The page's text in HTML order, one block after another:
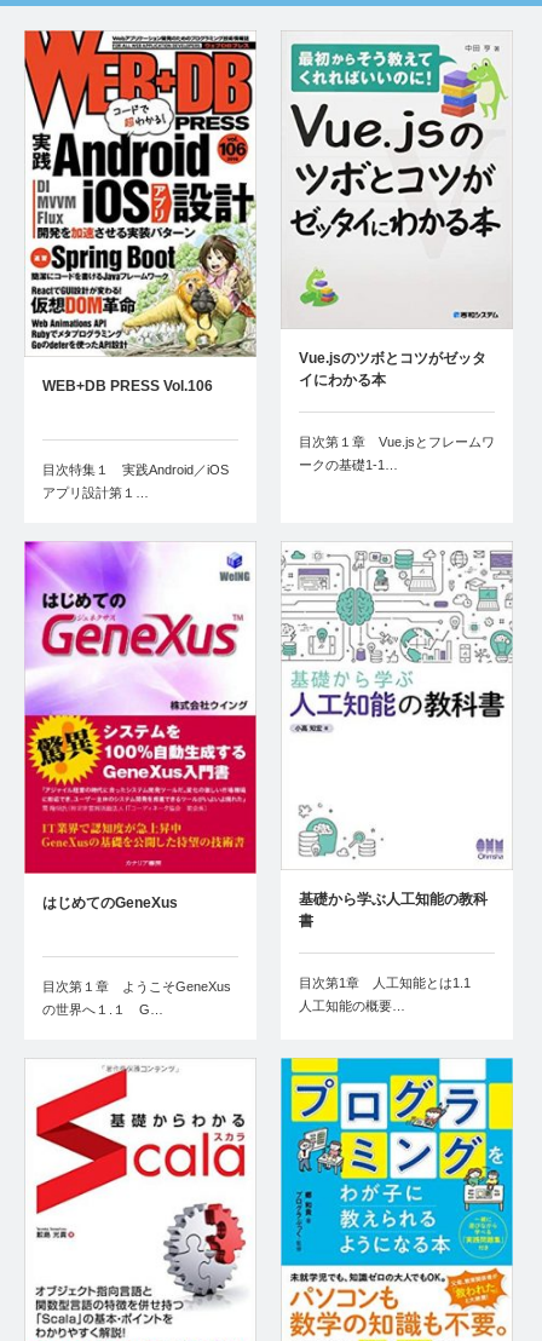
WEB+DB PRESS Vol.106
目次特集１ 実践Android／iOS
アプリ設計第１…
Vue.jsのツボとコツがゼッタ
イにわかる本
目次第１章 Vue.jsとフレームワ
ークの基礎1-1…
はじめてのGeneXus
目次第１章 ようこそGeneXus
の世界へ１.１ G…
基礎から学ぶ人工知能の教科
書
目次第1章 人工知能とは1.1
人工知能の概要…